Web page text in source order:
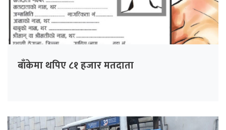
बाँकेमा थपिए ८१ हजार मतदाता